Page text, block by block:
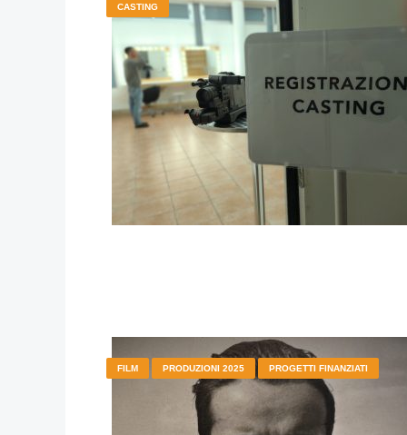
CASTING
FILM PRODUZIONI 2025 PROGETTI FINANZIATI